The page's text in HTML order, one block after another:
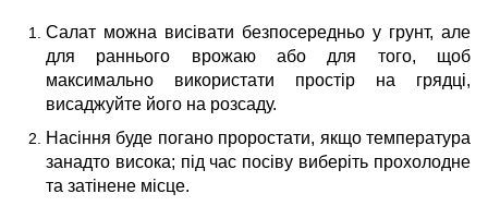
Салат можна висівати безпосередньо у грунт, але
для раннього врожаю або для того, щоб
максимально використати простір на грядці,
висаджуйте його на розсаду.
Насіння буде погано проростати, якщо температура
занадто висока; під час посіву виберіть прохолодне
та затінене місце.